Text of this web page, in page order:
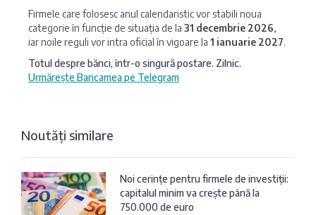
Firmele care folosesc anul calendaristic vor stabili noua
categorie în funcție de situația de la 31 decembrie 2026,
iar noile reguli vor intra oficial în vigoare la 1 ianuarie 2027.
Totul despre bănci, într-o singură postare. Zilnic.
Urmărește Bancamea pe Telegram
Noutăți similare
Noi cerințe pentru firmele de investiții:
capitalul minim va crește până la
750.000 de euro